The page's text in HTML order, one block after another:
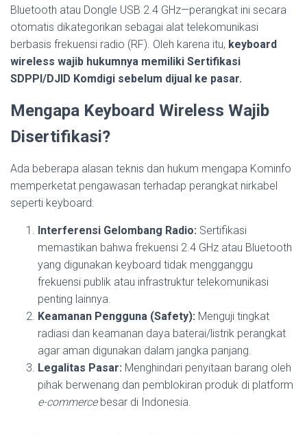
Bluetooth atau Dongle USB 2.4 GHz—perangkat ini secara
otomatis dikategorikan sebagai alat telekomunikasi
berbasis frekuensi radio (RF). Oleh karena itu, keyboard
wireless wajib hukumnya memiliki Sertifikasi
SDPPI/DJID Komdigi sebelum dijual ke pasar.
Mengapa Keyboard Wireless Wajib
Disertifikasi?
Ada beberapa alasan teknis dan hukum mengapa Kominfo
memperketat pengawasan terhadap perangkat nirkabel
seperti keyboard:
Interferensi Gelombang Radio: Sertifikasi
memastikan bahwa frekuensi 2.4 GHz atau Bluetooth
yang digunakan keyboard tidak mengganggu
frekuensi publik atau infrastruktur telekomunikasi
penting lainnya.
Keamanan Pengguna (Safety): Menguji tingkat
radiasi dan keamanan daya baterai/listrik perangkat
agar aman digunakan dalam jangka panjang.
Legalitas Pasar: Menghindari penyitaan barang oleh
pihak berwenang dan pemblokiran produk di platform
e-commercebesar di Indonesia.